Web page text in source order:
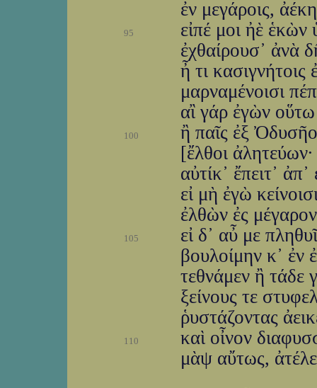
ἐν μεγάροις,
95
εἰπέ μοι ἠὲ
ἐχθαίρουσ᾽ ἀνὰ
ἦ τι κασιγνήτοις
μαρναμένοισι
αἲ γάρ ἐγὼν οὕτω
100
ἢ παῖς ἐξ
[ἔλθοι
αὐτίκ᾽ ἔπειτ᾽
εἰ μὴ ἐγὼ
ἐλθὼν ἐς
105
εἰ δ᾽ αὖ με
βουλοίμην κ᾽ ἐν
τεθνάμεν ἢ τάδε
ξείνους τε
ῥυστάζοντας
110
καὶ οἶνον
μὰψ αὔτως,